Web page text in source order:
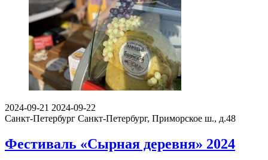
2024-09-21 2024-09-22
Санкт-Петербург Санкт-Петербург, Приморское ш., д.48
Фестиваль «Сырная деревня» 2024